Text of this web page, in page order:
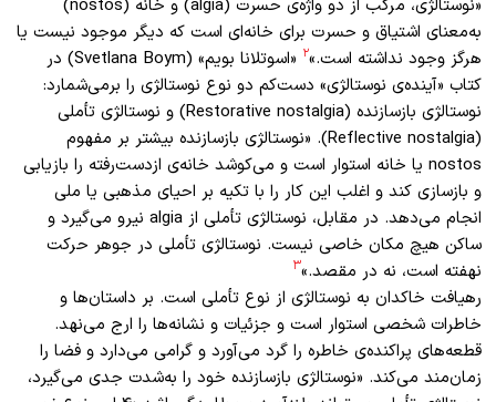
«نوستالژی‏‏، مرکب از دو واژه‌ی حسرت (algia) و خانه (nostos)
به‌معنای اشتیاق و حسرت برای خانه‌ای است که دیگر موجود نیست‏ یا
هرگز وجود نداشته است.»۲
«اسوتلانا بویم» (Svetlana Boym) در
کتاب «آینده‌ی نوستالژی» دست‌کم دو نوع نوستالژی را برمی‌شمارد:
نوستالژی بازسازنده (Restorative nostalgia) و نوستالژی تأملی
(Reflective nostalgia). «نوستالژی بازسازنده بیشتر بر مفهوم
nostos یا خانه استوار است و می‌کوشد خانه‌ی ازدست‌رفته را بازیابی
و بازسازی کند و اغلب این کار را با تکیه بر احیای مذهبی یا ملی
انجام می‌دهد. در مقابل، نوستالژی تأملی از algia نیرو می‌گیرد و
ساکن هیچ مکان خاصی نیست. نوستالژی تأملی در جوهر حرکت
نهفته است، نه در مقصد.»۳
رهیافت خاکدان به نوستالژی از نوع تأملی است. بر داستان‌ها و
خاطرات شخصی استوار است و جزئیات و نشانه‌ها را ارج می‌نهد.
قطعه‌های پراکنده‌ی خاطره را گرد می‌آورد و گرامی می‌دارد و فضا را
زمان‌مند می‌کند. «نوستالژی بازسازنده خود را به‌شدت جدی می‌گیرد،